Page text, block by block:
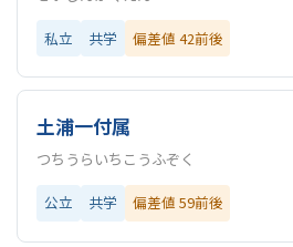
私立 共学 偏差値 42前後
土浦一付属
つちうらいちこうふぞく
公立 共学 偏差値 59前後